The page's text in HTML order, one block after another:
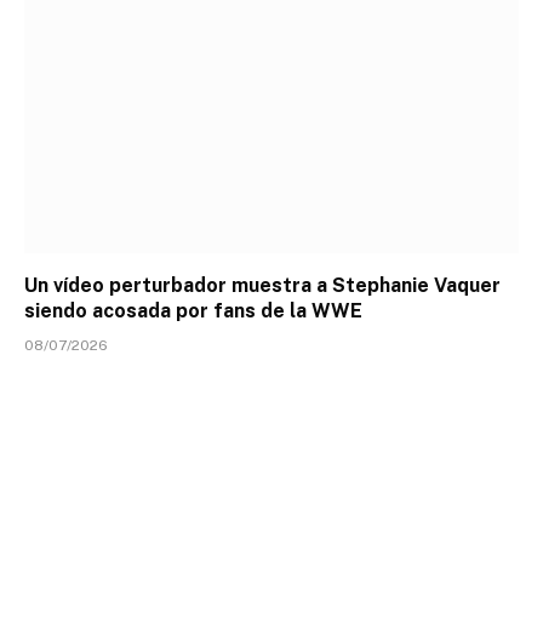
Un vídeo perturbador muestra a Stephanie Vaquer
siendo acosada por fans de la WWE
08/07/2026